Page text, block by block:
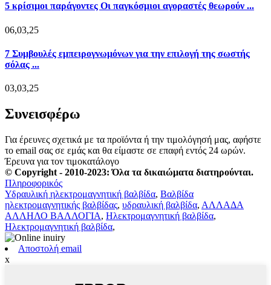
5 κρίσιμοι παράγοντες Οι παγκόσμιοι αγοραστές θεωρούν ...
06,03,25
7 Συμβουλές εμπειρογνωμόνων για την επιλογή της σωστής
σόλας ...
03,03,25
Συνεισφέρω
Για έρευνες σχετικά με τα προϊόντα ή την τιμολόγησή μας, αφήστε
το email σας σε εμάς και θα είμαστε σε επαφή εντός 24 ωρών.
Έρευνα για τον τιμοκατάλογο
© Copyright - 2010-2023: Όλα τα δικαιώματα διατηρούνται.
Πληροφορικός
Υδραυλική ηλεκτρομαγνητική βαλβίδα, Βαλβίδα
ηλεκτρομαγνητικής βαλβίδας, υδραυλική βαλβίδα, ΑΛΛΑΔΑ
ΑΛΛΗΛΟ ΒΑΛΛΟΓΙΑ, Ηλεκτρομαγνητική βαλβίδα,
Ηλεκτρομαγνητική βαλβίδα,
Αποστολή email
x